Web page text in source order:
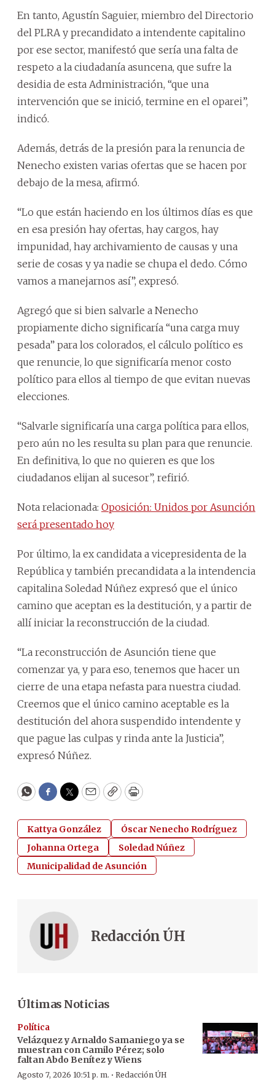
En tanto, Agustín Saguier, miembro del Directorio
del PLRA y precandidato a intendente capitalino
por ese sector, manifestó que sería una falta de
respeto a la ciudadanía asuncena, que sufre la
desidia de esta Administración, “que una
intervención que se inició, termine en el oparei”,
indicó.
Además, detrás de la presión para la renuncia de
Nenecho existen varias ofertas que se hacen por
debajo de la mesa, afirmó.
“Lo que están haciendo en los últimos días es que
en esa presión hay ofertas, hay cargos, hay
impunidad, hay archivamiento de causas y una
serie de cosas y ya nadie se chupa el dedo. Cómo
vamos a manejarnos así”, expresó.
Agregó que si bien salvarle a Nenecho
propiamente dicho significaría “una carga muy
pesada” para los colorados, el cálculo político es
que renuncie, lo que significaría menor costo
político para ellos al tiempo de que evitan nuevas
elecciones.
“Salvarle significaría una carga política para ellos,
pero aún no les resulta su plan para que renuncie.
En definitiva, lo que no quieren es que los
ciudadanos elijan al sucesor”, refirió.
Nota relacionada: Oposición: Unidos por Asunción
será presentado hoy
Por último, la ex candidata a vicepresidenta de la
República y también precandidata a la intendencia
capitalina Soledad Núñez expresó que el único
camino que aceptan es la destitución, y a partir de
allí iniciar la reconstrucción de la ciudad.
“La reconstrucción de Asunción tiene que
comenzar ya, y para eso, tenemos que hacer un
cierre de una etapa nefasta para nuestra ciudad.
Creemos que el único camino aceptable es la
destitución del ahora suspendido intendente y
que pague las culpas y rinda ante la Justicia”,
expresó Núñez.
WhatsApp
Facebook
Twitter
EmailCopyPrint
Kattya González
Óscar Nenecho Rodríguez
Johanna Ortega
Soledad Núñez
Municipalidad de Asunción
Redacción ÚH
Últimas Noticias
Política
Velázquez y Arnaldo Samaniego ya se
muestran con Camilo Pérez; solo
faltan Abdo Benítez y Wiens
Agosto 7, 2026 10:51 p. m. · Redacción ÚH